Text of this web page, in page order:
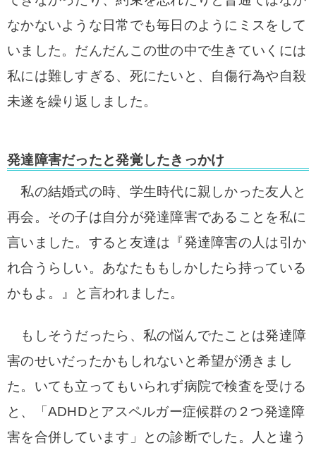
なかないような日常でも毎日のようにミスをして
いました。だんだんこの世の中で生きていくには
私には難しすぎる、死にたいと、自傷行為や自殺
未遂を繰り返しました。
発達障害だったと発覚したきっかけ
私の結婚式の時、学生時代に親しかった友人と
再会。その子は自分が発達障害であることを私に
言いました。すると友達は『発達障害の人は引か
れ合うらしい。あなたももしかしたら持っている
かもよ。』と言われました。
もしそうだったら、私の悩んでたことは発達障
害のせいだったかもしれないと希望が湧きまし
た。いても立ってもいられず病院で検査を受ける
と、「ADHDとアスペルガー症候群の２つ発達障
害を合併しています」との診断でした。人と違う